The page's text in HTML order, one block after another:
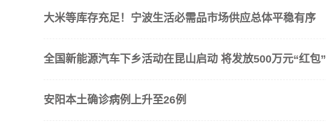
大米等库存充足！宁波生活必需品市场供应总体平稳有序
全国新能源汽车下乡活动在昆山启动 将发放500万元“红包”
安阳本土确诊病例上升至26例